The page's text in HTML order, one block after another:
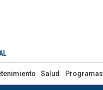
Salud Programas